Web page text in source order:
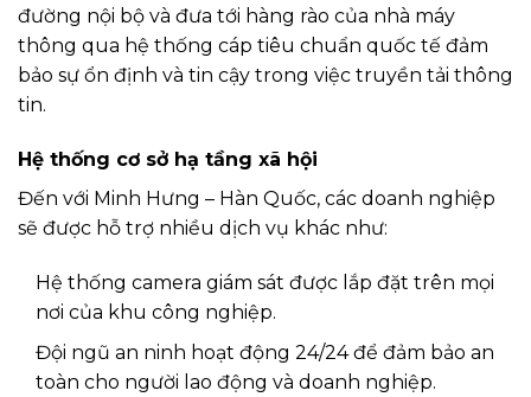
đường nội bộ và đưa tới hàng rào của nhà máy
thông qua hệ thống cáp tiêu chuẩn quốc tế đảm
bảo sự ổn định và tin cậy trong việc truyền tải thông
tin.
Hệ thống cơ sở hạ tầng xã hội
Đến với Minh Hưng – Hàn Quốc, các doanh nghiệp
sẽ được hỗ trợ nhiều dịch vụ khác như:
Hệ thống camera giám sát được lắp đặt trên mọi
nơi của khu công nghiệp.
Đội ngũ an ninh hoạt động 24/24 để đảm bảo an
toàn cho người lao động và doanh nghiệp.